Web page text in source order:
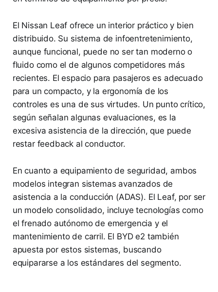
El Nissan Leaf ofrece un interior práctico y bien
distribuido. Su sistema de infoentretenimiento,
aunque funcional, puede no ser tan moderno o
fluido como el de algunos competidores más
recientes. El espacio para pasajeros es adecuado
para un compacto, y la ergonomía de los
controles es una de sus virtudes. Un punto crítico,
según señalan algunas evaluaciones, es la
excesiva asistencia de la dirección, que puede
restar feedback al conductor.
En cuanto a equipamiento de seguridad, ambos
modelos integran sistemas avanzados de
asistencia a la conducción (ADAS). El Leaf, por ser
un modelo consolidado, incluye tecnologías como
el frenado autónomo de emergencia y el
mantenimiento de carril. El BYD e2 también
apuesta por estos sistemas, buscando
equipararse a los estándares del segmento.